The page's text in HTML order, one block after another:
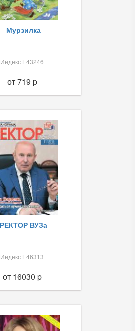
Мурзилка
Индекс Е43246
от 719 p
РЕКТОР ВУЗа
Индекс Е46313
от 16030 p